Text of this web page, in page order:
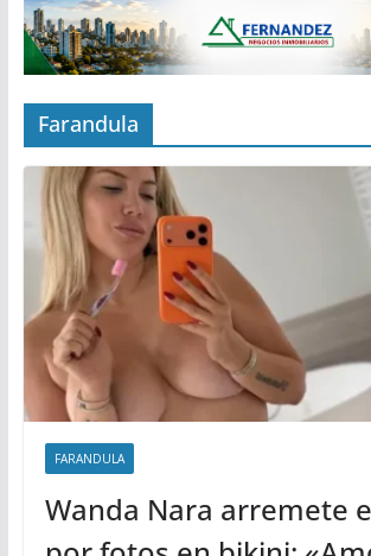
Farandula
FARANDULA
Wanda Nara arremete